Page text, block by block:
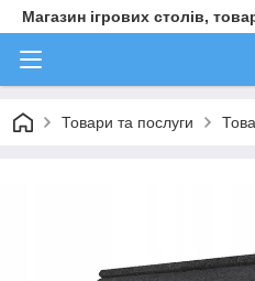
Магазин ігрових столів,
Товари та послуги